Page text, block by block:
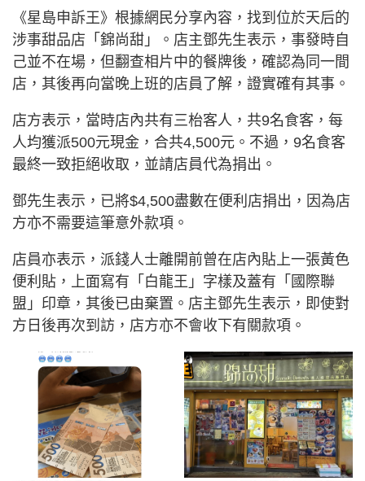
《星島申訴王》根據網民分享內容，找到位於天后的
涉事甜品店「錦尚甜」。店主鄧先生表示，事發時自
己並不在場，但翻查相片中的餐牌後，確認為同一間
店，其後再向當晚上班的店員了解，證實確有其事。
店方表示，當時店內共有三枱客人，共9名食客，每
人均獲派500元現金，合共4,500元。不過，9名食客
最終一致拒絕收取，並請店員代為捐出。
鄧先生表示，已將$4,500盡數在便利店捐出，因為店
方亦不需要這筆意外款項。
店員亦表示，派錢人士離開前曾在店內貼上一張黃色
便利貼，上面寫有「白龍王」字樣及蓋有「國際聯
盟」印章，其後已由棄置。店主鄧先生表示，即使對
方日後再次到訪，店方亦不會收下有關款項。